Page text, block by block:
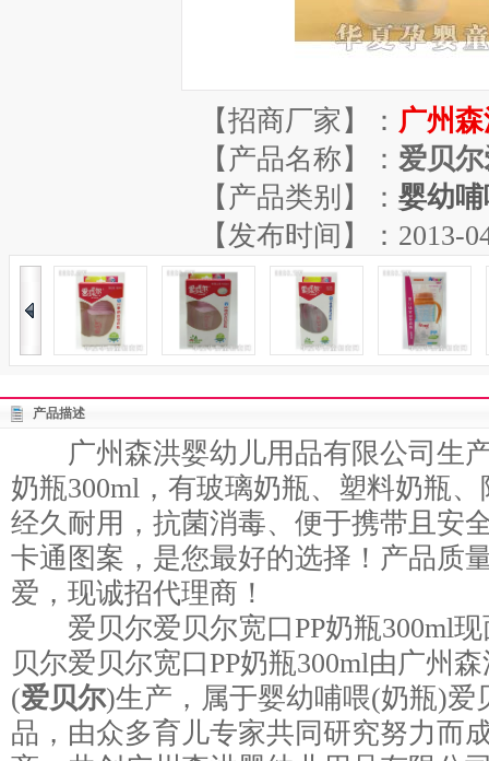
【招商厂家】： 广州
【产品名称】： 爱贝
【产品类别】： 婴幼
【发布时间】：2013-
产品描述
广州森洪婴幼儿用品有限公司生产
奶瓶300ml，有玻璃奶瓶、塑料奶瓶
经久耐用，抗菌消毒、便于携带且安
卡通图案，是您最好的选择！产品质
爱，现诚招代理商！
爱贝尔爱贝尔宽口PP奶瓶300ml现
贝尔爱贝尔宽口PP奶瓶300ml由广州
(爱贝尔)生产，属于婴幼哺喂(奶瓶)爱
品，由众多育儿专家共同研究努力而